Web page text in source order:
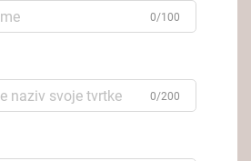
0/100
0/200